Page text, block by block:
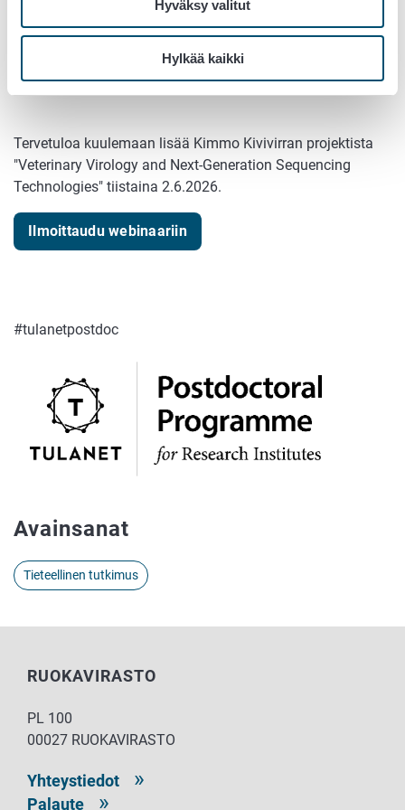
Hyväksy valitut
Hylkää kaikki
Uudet teknologiat ja analyysimenetelmät avaavat
mahdollisuuksia entistä tarkempaan ja nopeampaan
eläintautien tunnistamiseen, ja sitä kautta parempaan
Tervetuloa kuulemaan lisää Kimmo Kivivirran projektista
"Veterinary Virology and Next-Generation Sequencing
Technologies" tiistaina 2.6.2026.
Ilmoittaudu webinaariin
#tulanetpostdoc
Avainsanat
Tieteellinen tutkimus
RUOKAVIRASTO
PL 100
00027 RUOKAVIRASTO
Yhteystiedot
Palaute